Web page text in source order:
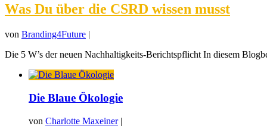
Was Du über die CSRD wissen musst
von Branding4Future |
Die 5 W’s der neuen Nachhaltigkeits-Berichtspflicht In diesem
Die Blaue Ökologie
von Charlotte Maxeiner|